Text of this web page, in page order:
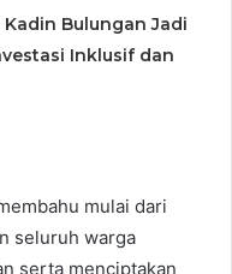
Bulungan Jadi
Inklusif dan
mulai dari
seluruh warga
serta menciptakan